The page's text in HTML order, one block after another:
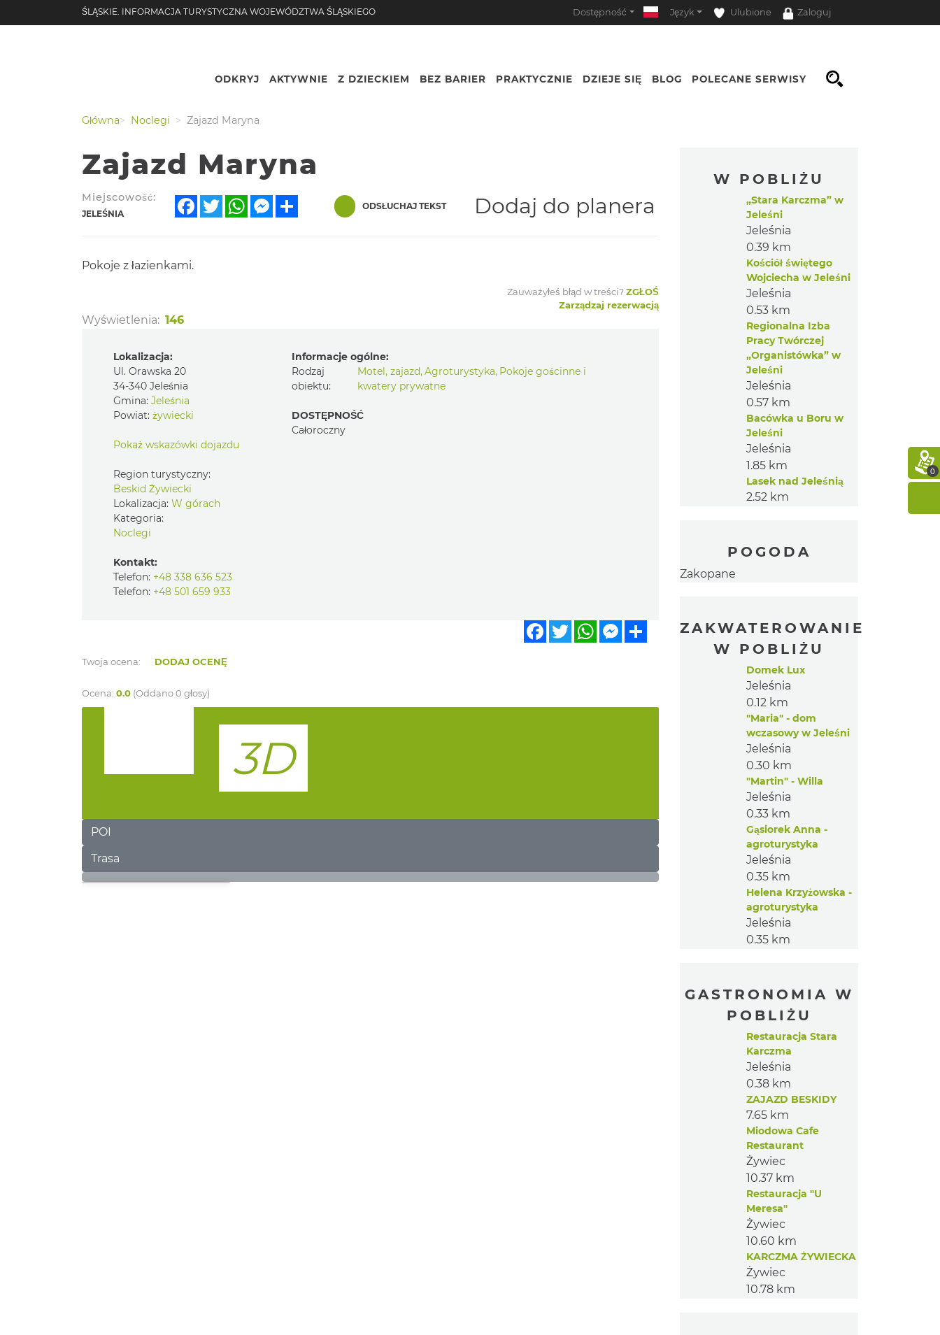
ŚLĄSKIE. INFORMACJA TURYSTYCZNA WOJEWÓDZTWA ŚLĄSKIEGO Dostępność Język Ulubione Zaloguj
ODKRYJ AKTYWNIE Z DZIECKIEM BEZ BARIER PRAKTYCZNIE DZIEJE SIĘ BLOG POLECANE SERWISY
Nr. Podgląd
Główna Noclegi Zajazd Maryna
Zajazd Maryna
Miejscowość:
JELEŚNIA
FacebookTwitterWhatsAppMessenger ODSŁUCHAJ TEKST Dodaj do planera
Pokoje z łazienkami.
Zauważyłeś błąd w treści?ZGŁOŚ
Zarządzaj rezerwacją
Wyświetlenia: 146
Lokalizacja:
Ul. Orawska 20
34-340 Jeleśnia
Gmina: Jeleśnia
Powiat: żywiecki
Pokaż wskazówki dojazdu
Region turystyczny:
Beskid Żywiecki
Lokalizacja: W górach
Kategoria:
Noclegi
Kontakt:
Telefon: +48 338 636 523
Telefon: +48 501 659 933
Informacje ogólne:
Rodzaj
obiektu:
Motel, zajazd,Agroturystyka, Pokoje gościnne i
kwatery prywatne
DOSTĘPNOŚĆ
Całoroczny
FacebookTwitterWhatsAppMessenger
Twoja ocena: DODAJ OCENĘ
Ocena: 0.0 (Oddano 0 głosy)
POI
Trasa
W POBLIŻU
„Stara Karczma” w
Jeleśni
Jeleśnia
0.39 km
Kościół świętego
Wojciecha w Jeleśni
Jeleśnia
0.53 km
Regionalna Izba
Pracy Twórczej
„Organistówka” w
Jeleśni
Jeleśnia
0.57 km
Bacówka u Boru w
Jeleśni
Jeleśnia
1.85 km
Lasek nad Jeleśnią
2.52 km
POGODA
Zakopane
ZAKWATEROWANIE
W POBLIŻU
Domek Lux
Jeleśnia
0.12 km
"Maria" - dom
wczasowy w Jeleśni
Jeleśnia
0.30 km
"Martin" - Willa
Jeleśnia
0.33 km
Gąsiorek Anna -
agroturystyka
Jeleśnia
0.35 km
Helena Krzyżowska -
agroturystyka
Jeleśnia
0.35 km
GASTRONOMIA W
POBLIŻU
Restauracja Stara
Karczma
Jeleśnia
0.38 km
ZAJAZD BESKIDY
7.65 km
Miodowa Cafe
Restaurant
Żywiec
10.37 km
Restauracja "U
Meresa"
Żywiec
10.60 km
KARCZMA ŻYWIECKA
Żywiec
10.78 km
0